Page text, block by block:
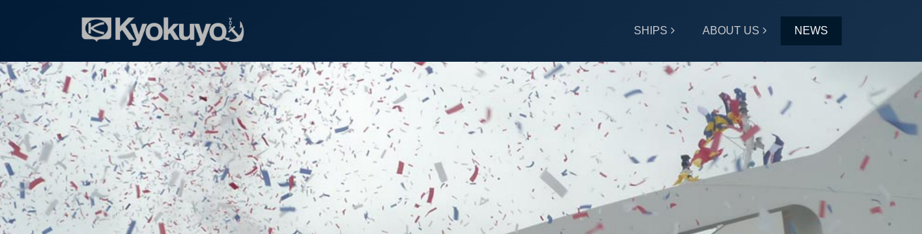
SHIPS ABOUT US NEWS